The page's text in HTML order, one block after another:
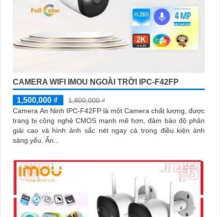
CAMERA WIFI IMOU NGOÀI TRỜI IPC-F42FP
1,500,000 ₫
1,800,000 ₫
Camera An Ninh IPC-F42FP là một Camera chất lượng, được
trang bị công nghệ CMOS mạnh mẽ hơn, đảm bảo độ phân
giải cao và hình ảnh sắc nét ngay cả trong điều kiện ánh
sáng yếu. Ấn...